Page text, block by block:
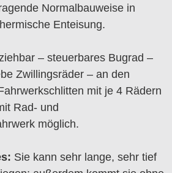
Normalbauweise in
Enteisung.
– steuerbares Bugrad –
Zwillingsräder – an den
mit je 4 Rädern
Rad- und
möglich.
Sie kann sehr lange, sehr tief